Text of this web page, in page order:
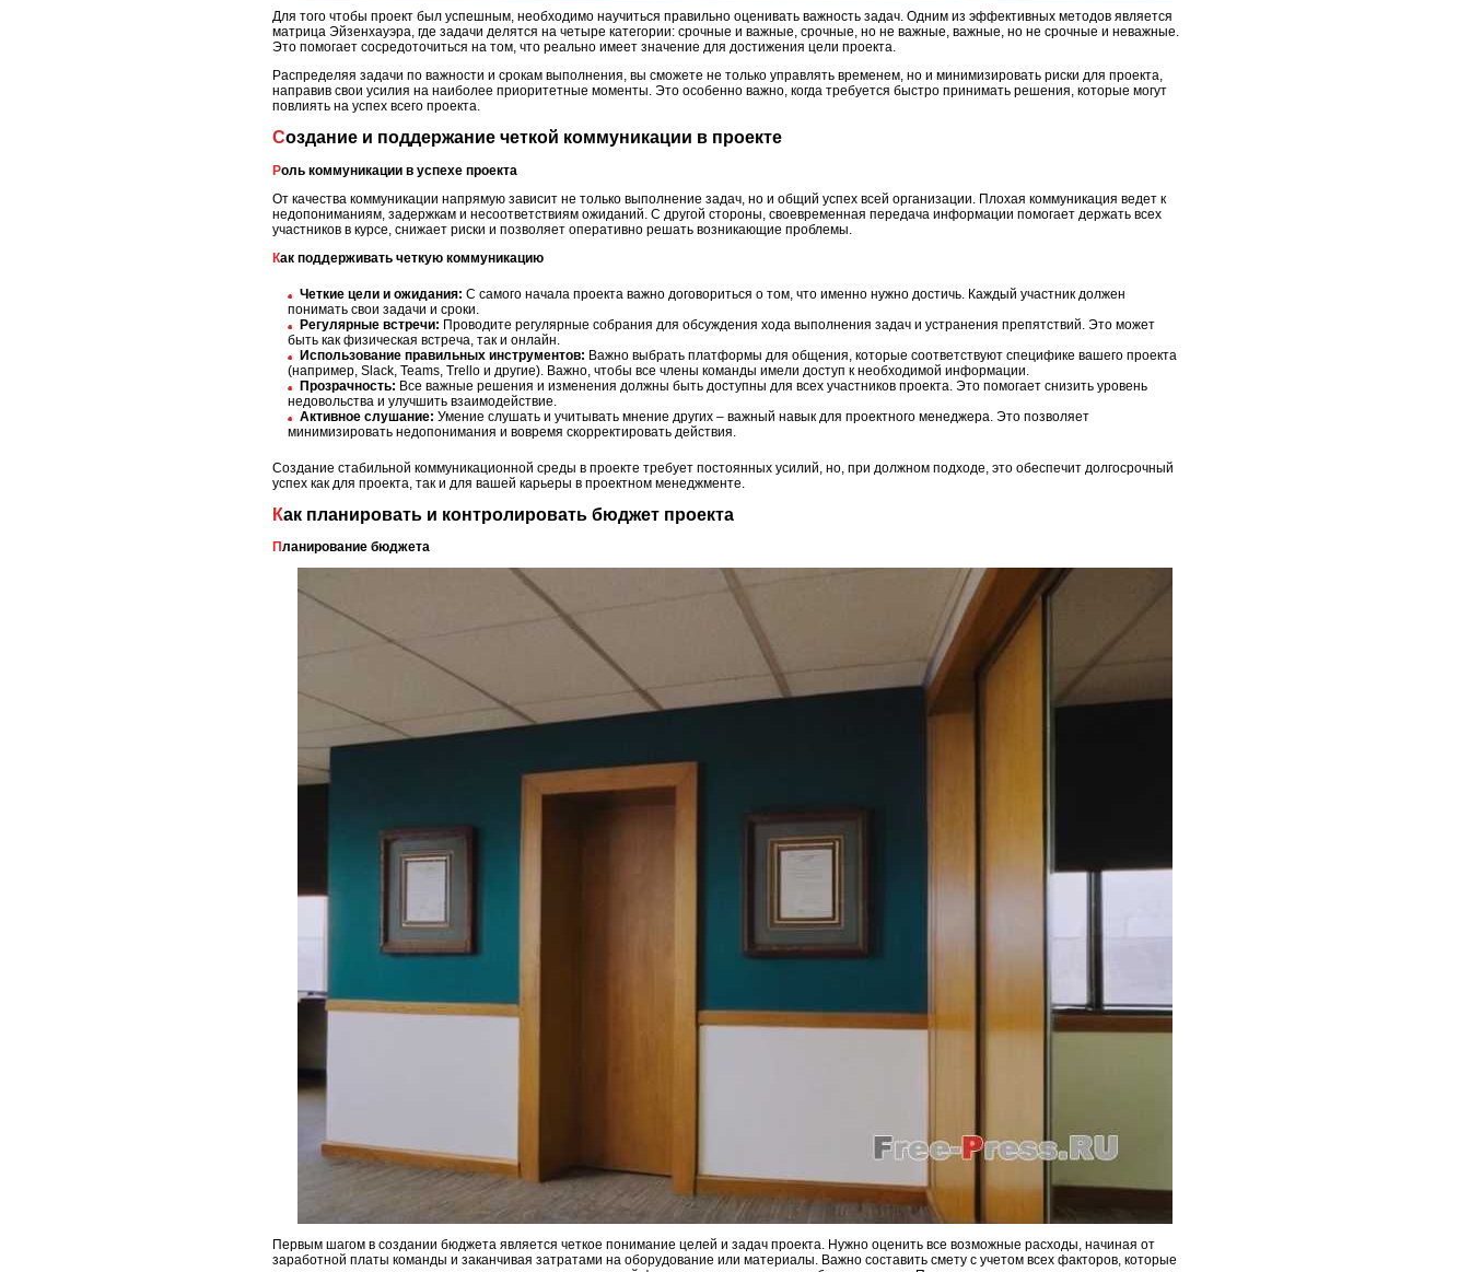
Для того чтобы проект был успешным, необходимо научиться правильно оценивать важность задач. Одним из эффективных методов является
матрица Эйзенхауэра, где задачи делятся на четыре категории: срочные и важные, срочные, но не важные, важные, но не срочные и неважные.
Это помогает сосредоточиться на том, что реально имеет значение для достижения цели проекта.
Распределяя задачи по важности и срокам выполнения, вы сможете не только управлять временем, но и минимизировать риски для проекта,
направив свои усилия на наиболее приоритетные моменты. Это особенно важно, когда требуется быстро принимать решения, которые могут
повлиять на успех всего проекта.
Создание и поддержание четкой коммуникации в проекте
Роль коммуникации в успехе проекта
От качества коммуникации напрямую зависит не только выполнение задач, но и общий успех всей организации. Плохая коммуникация ведет к
недопониманиям, задержкам и несоответствиям ожиданий. С другой стороны, своевременная передача информации помогает держать всех
участников в курсе, снижает риски и позволяет оперативно решать возникающие проблемы.
Как поддерживать четкую коммуникацию
Четкие цели и ожидания: С самого начала проекта важно договориться о том, что именно нужно достичь. Каждый участник должен
понимать свои задачи и сроки.
Регулярные встречи: Проводите регулярные собрания для обсуждения хода выполнения задач и устранения препятствий. Это может
быть как физическая встреча, так и онлайн.
Использование правильных инструментов: Важно выбрать платформы для общения, которые соответствуют специфике вашего проекта
(например, Slack, Teams, Trello и другие). Важно, чтобы все члены команды имели доступ к необходимой информации.
Прозрачность: Все важные решения и изменения должны быть доступны для всех участников проекта. Это помогает снизить уровень
недовольства и улучшить взаимодействие.
Активное слушание: Умение слушать и учитывать мнение других – важный навык для проектного менеджера. Это позволяет
минимизировать недопонимания и вовремя скорректировать действия.
Создание стабильной коммуникационной среды в проекте требует постоянных усилий, но, при должном подходе, это обеспечит долгосрочный
успех как для проекта, так и для вашей карьеры в проектном менеджменте.
Как планировать и контролировать бюджет проекта
Планирование бюджета
Первым шагом в создании бюджета является четкое понимание целей и задач проекта. Нужно оценить все возможные расходы, начиная от
заработной платы команды и заканчивая затратами на оборудование или материалы. Важно составить смету с учетом всех факторов, которые